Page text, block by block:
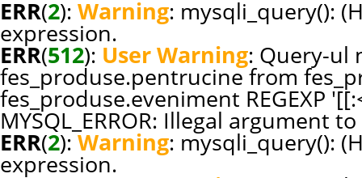
ERR(2): Warning: mysqli_query():
expression.
ERR(512): User Warning: Query-ul
fes_produse.pentrucine from
fes_produse.eveniment REGEXP
MYSQL_ERROR: Illegal argument
ERR(2):Warning: mysqli_query():
expression.